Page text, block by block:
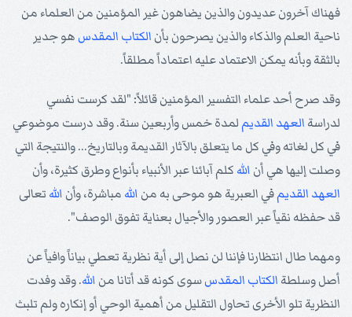
فهناك آخرون عديدون والذين يضاهون غير المؤمنين من العلماء من
ناحية العلم والذكاء والذين يصرحون بأن الكتاب المقدس هو جدير
بالثقة وبأنه يمكن الاعتماد عليه اعتماداً مطلقاً.
وقد صرح أحد علماء التفسير المؤمنين قائلاً: "لقد كرست نفسي
لدراسة العهد القديملمدة خمس وأربعين سنة. وقد درست موضوعي
في كل لغاته وفي كل ما يتعلق بالآثار القديمة وبالتاريخ... والنتيجة التي
وصلت إليها هي أن الله كلم آبائنا عبر الأنبياء بأنواع وطرق كثيرة، وأن
العهد القديمفي العبرية هو موحى به من الله مباشرة، وأن الله تعالى
قد حفظه نقياً عبر العصور والأجيال بعناية تفوق الوصف".
ومهما طال انتظارنا فإننا لن نصل إلى أية نظرية تعطي بياناً وافياً عن
أصل وسلطة الكتاب المقدسسوى كونه قد أتانا من الله. وقد وفدت
النظرية تلو الأخرى تحاول التقليل من أهمية الوحي أو إنكاره ولم تلبث